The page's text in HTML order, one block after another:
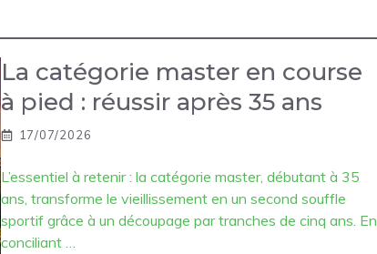
La catégorie master en course
à pied : réussir après 35 ans
17/07/2026
L’essentiel à retenir : la catégorie master, débutant à 35
ans, transforme le vieillissement en un second souffle
sportif grâce à un découpage par tranches de cinq ans. En
conciliant …